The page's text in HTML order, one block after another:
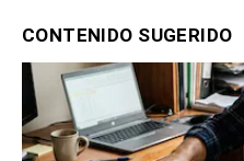
CONTENIDO SUGERIDO